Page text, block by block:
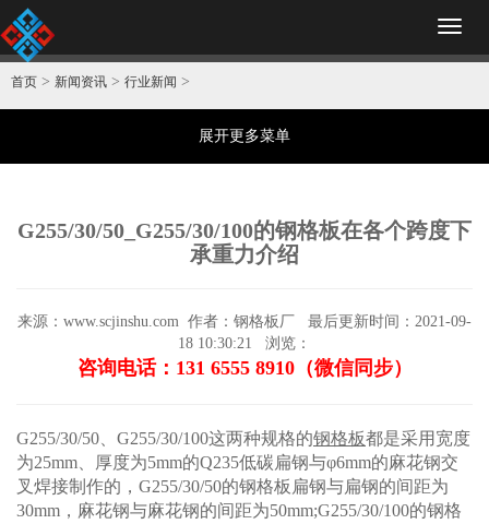
首页 > 新闻资讯 > 行业新闻 >
展开更多菜单
G255/30/50_G255/30/100的钢格板在各个跨度下
承重力介绍
来源：www.scjinshu.com 作者：钢格板厂
最后更新时间：2021-09-
18 10:30:21
浏览：
咨询电话：131 6555 8910（微信同步）
G255/30/50、G255/30/100这两种规格的钢格板都是采用宽度
为25mm、厚度为5mm的Q235低碳扁钢与φ6mm的麻花钢交
叉焊接制作的，G255/30/50的钢格板扁钢与扁钢的间距为
30mm，麻花钢与麻花钢的间距为50mm;G255/30/100的钢格